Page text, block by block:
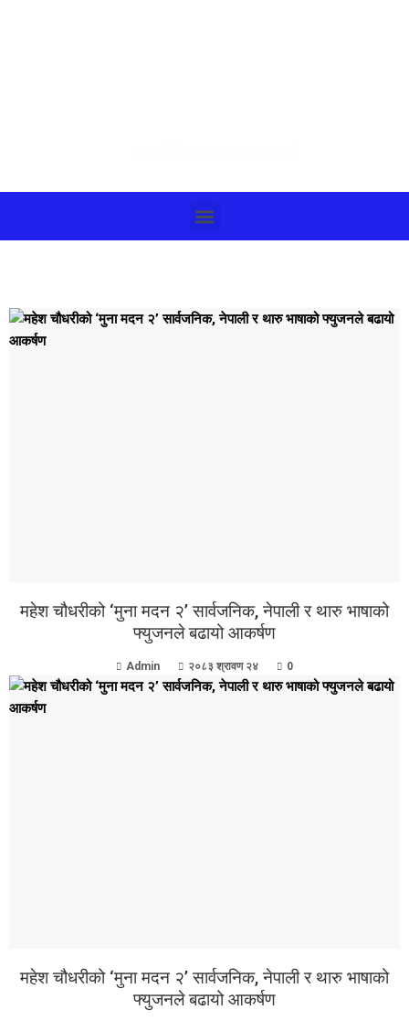
महेश चौधरीको ‘मुना मदन २’ सार्वजनिक, नेपाली र थारु भाषाको
फ्युजनले बढायो आकर्षण
Admin २०८३ श्रावण २४ 0
महेश चौधरीको ‘मुना मदन २’ सार्वजनिक, नेपाली र थारु भाषाको
फ्युजनले बढायो आकर्षण